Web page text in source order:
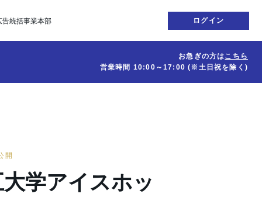
告統括事業本部 ログイン
お急ぎの方はこちら
営業時間 10:00～17:00(※土日祝を除く)
開
学アイスホッ